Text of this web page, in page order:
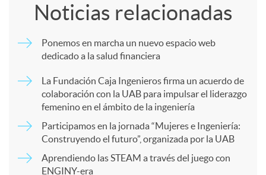
m
Noticias relacionadas
Ponemos en marcha un nuevo espacio web
dedicado a la salud financiera
La Fundación Caja Ingenieros firma un acuerdo de
colaboración con la UAB para impulsar el liderazgo
femenino en el ámbito de la ingeniería
Participamos en la jornada “Mujeres e Ingeniería:
Construyendo el futuro”, organizada por la UAB
Aprendiendo las STEAM a través del juego con
ENGINY-era